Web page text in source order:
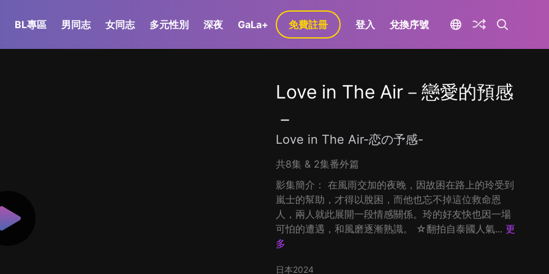
BL專區 男同志 女同志 多元性別 深夜 GaLa+ 免費註冊 登入 兌換序號
Love in The Air－戀愛的預感
－
Love in The Air-恋の予感-
共8集 & 2集番外篇
影集簡介： 在風雨交加的夜晚，因故困在路上的玲受到
嵐士的幫助，才得以脫困，而他也忘不掉這位救命恩
人，兩人就此展開一段情感關係。玲的好友快也因一場
可怕的遭遇，和風磨逐漸熟識。 ☆翻拍自泰國人氣... 更
多
日本2024